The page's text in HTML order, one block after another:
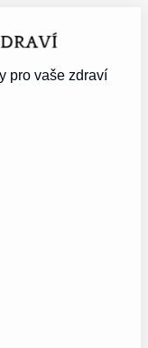
pro vaše zdraví